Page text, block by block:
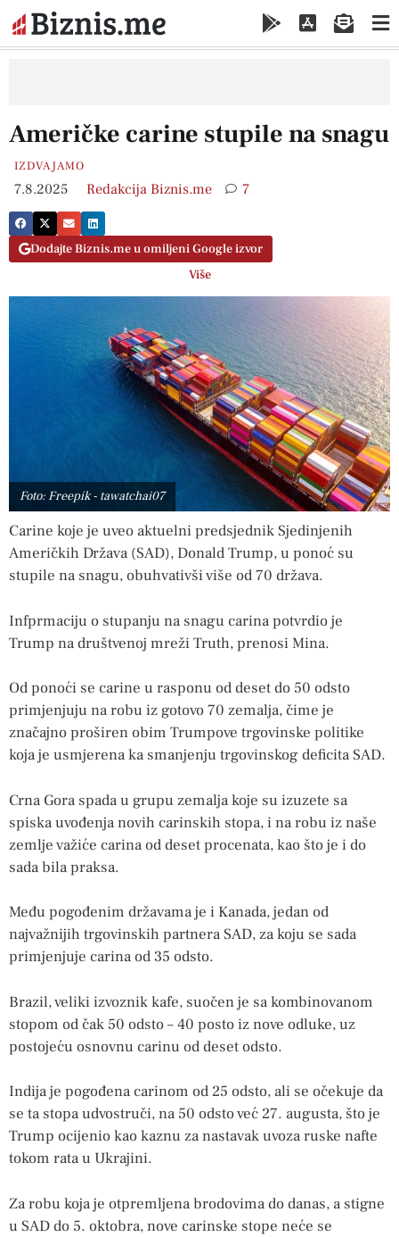
Američke carine stupile na snagu
IZDVAJAMO
7.8.2025 Redakcija Biznis.me 7
Dodajte Biznis.me u omiljeni Google izvor
Više
Foto: Freepik - tawatchai07
Carine koje je uveo aktuelni predsjednik Sjedinjenih
Američkih Država (SAD), Donald Trump, u ponoć su
stupile na snagu, obuhvativši više od 70 država.
Infprmaciju o stupanju na snagu carina potvrdio je
Trump na društvenoj mreži Truth, prenosi Mina.
Od ponoći se carine u rasponu od deset do 50 odsto
primjenjuju na robu iz gotovo 70 zemalja, čime je
značajno proširen obim Trumpove trgovinske politike
koja je usmjerena ka smanjenju trgovinskog deficita SAD.
Crna Gora spada u grupu zemalja koje su izuzete sa
spiska uvođenja novih carinskih stopa, i na robu iz naše
zemlje važiće carina od deset procenata, kao što je i do
sada bila praksa.
Među pogođenim državama je i Kanada, jedan od
najvažnijih trgovinskih partnera SAD, za koju se sada
primjenjuje carina od 35 odsto.
Brazil, veliki izvoznik kafe, suočen je sa kombinovanom
stopom od čak 50 odsto – 40 posto iz nove odluke, uz
postojeću osnovnu carinu od deset odsto.
Indija je pogođena carinom od 25 odsto, ali se očekuje da
se ta stopa udvostruči, na 50 odsto već 27. augusta, što je
Trump ocijenio kao kaznu za nastavak uvoza ruske nafte
tokom rata u Ukrajini.
Za robu koja je otpremljena brodovima do danas, a stigne
u SAD do 5. oktobra, nove carinske stope neće se